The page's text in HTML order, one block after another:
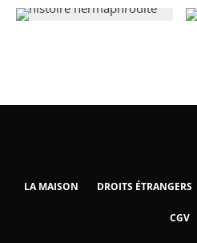
LA MAISON DROITS ÉTRANGERS
CGV